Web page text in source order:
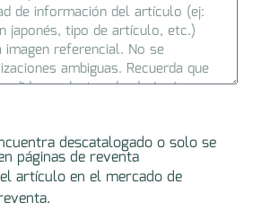
descatalogado o solo se
páginas de reventa
artículo en el mercado de